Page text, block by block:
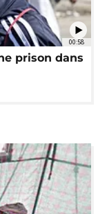
00:58
prison dans